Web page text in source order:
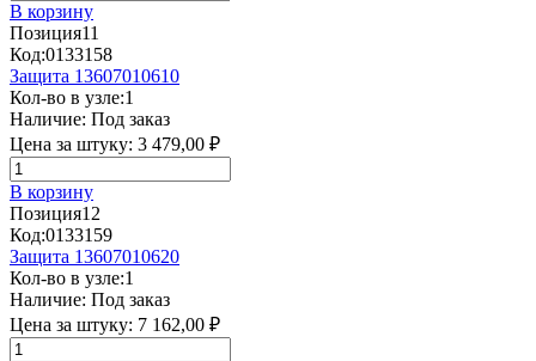
В корзину
Позиция11
Код:0133158
Защита 13607010610
Кол-во в узле:1
Наличие: Под заказ
Цена за штуку: 3 479,00 ₽
В корзину
Позиция12
Код:0133159
Защита 13607010620
Кол-во в узле:1
Наличие: Под заказ
Цена за штуку: 7 162,00 ₽